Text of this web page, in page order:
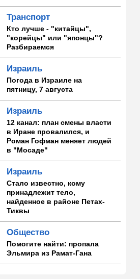
Транспорт
Кто лучше - "китайцы",
"корейцы" или "японцы"?
Разбираемся
Израиль
Погода в Израиле на
пятницу, 7 августа
Израиль
12 канал: план смены власти
в Иране провалился, и
Роман Гофман меняет людей
в "Мосаде"
Израиль
Стало известно, кому
принадлежит тело,
найденное в районе Петах-
Тиквы
Общество
Помогите найти: пропала
Эльмира из Рамат-Гана